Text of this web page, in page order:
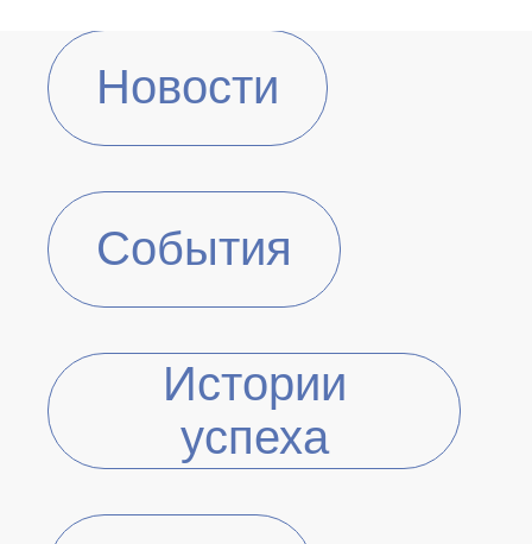
Новости
События
Истории
успеха